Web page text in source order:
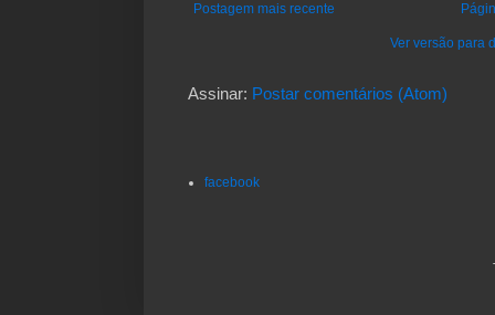
Postagem mais recente
Ver versão para
Assinar: Postar comentários (Atom)
facebook